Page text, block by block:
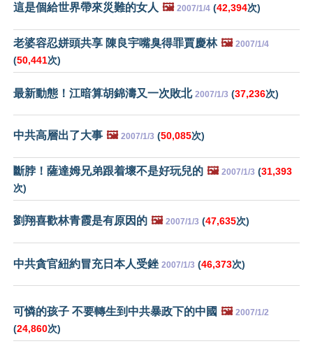
這是個給世界帶來災難的女人 🖼️ 2007/1/4 (42,394次)
老婆容忍姘頭共享 陳良宇嘴臭得罪賈慶林 🖼️ 2007/1/4
(50,441次)
最新動態！江暗算胡錦濤又一次敗北 2007/1/3 (37,236次)
中共高層出了大事 🖼️ 2007/1/3 (50,085次)
斷脖！薩達姆兄弟跟着壞不是好玩兒的 🖼️ 2007/1/3 (31,393
次)
劉翔喜歡林青霞是有原因的 🖼️ 2007/1/3 (47,635次)
中共貪官紐約冒充日本人受銼 2007/1/3 (46,373次)
可憐的孩子 不要轉生到中共暴政下的中國 🖼️ 2007/1/2
(24,860次)